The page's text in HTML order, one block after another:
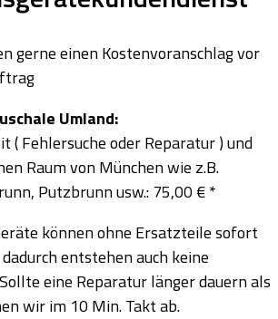
gerne einen Kostenvoranschlag vor
Umland:
( Fehlersuche oder Reparatur ) und
Raum von München wie z.B.
Putzbrunn usw.: 75,00 € *
können ohne Ersatzteile sofort
entstehen auch keine
eine Reparatur länger dauern als
wir im 10 Min. Takt ab.